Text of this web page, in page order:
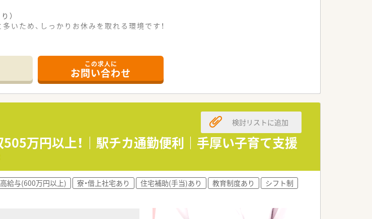
）
いため、しっかりお休みを取れる環境です！
ッピングモール内にあるため通勤にも便利です。
処方箋応需枚数は80〜100枚程度となります。
体制で手厚く業務を行える職場環境です。
、明るく前向きに業務へ取り組める方を求めます。
身なコミュニケーションを大切にできる方を歓迎します。
て円滑に業務を進められる方が向いています。
基盤を持ち、非常に安定した経営環境を誇ります。
地域密着のヘルスケアステーションを目指しています。
、時代のニーズに合わせた挑戦を続ける企業です。
で提示があり、実績がしっかり評価されます。
この求人に
お問い合わせ
万円以上！｜駅チカ通勤便利｜手厚い子育て支援
検討リストに追加
高給与(600万円以上) 寮・借上社宅あり 住宅補助(手当)あり 教育制度あり
シフト制